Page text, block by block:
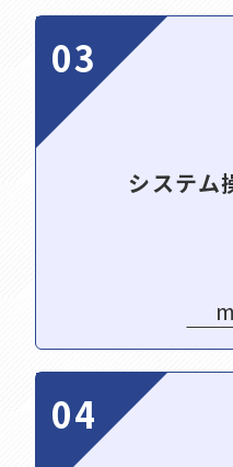
システム
03
04